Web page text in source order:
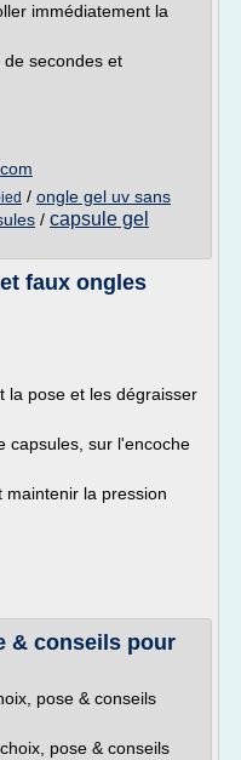
immédiatement la
secondes et
/ ongle gel uv sans
/ capsule gel
faux ongles
la pose et les dégraisser
capsules, sur l'encoche
maintenir la pression
& conseils pour
pose & conseils
pose & conseils